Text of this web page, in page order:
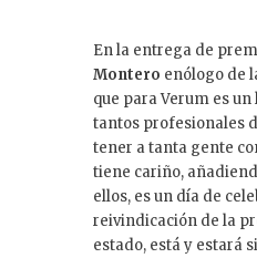
En la entrega de
Montero enólogo de
que para Verum es
tantos profesionales
tener a tanta gente
tiene cariño,
ellos, es un día de
reivindicación de la
estado, está y estará